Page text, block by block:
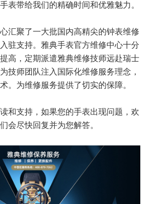
表带给我们的精确时间和优雅魅力。
聚了一大批国内高精尖的钟表维修
驻支持。雅典手表官方维修中心十分
高，定期派遣雅典维修技师远赴瑞士
技师团队注入国际化维修服务理念，
。为维修服务提供了切实的保障。
支持，如果您的手表出现问题，欢
会尽快回复并为您解答。